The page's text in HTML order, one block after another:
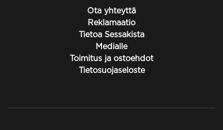
Ota yhteyttä
Reklamaatio
Tietoa Sessakista
Medialle
Toimitus ja ostoehdot
Tietosuojaseloste